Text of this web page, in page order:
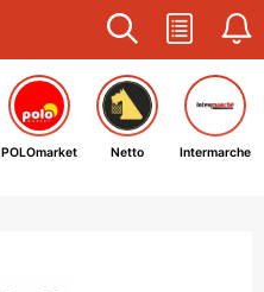
POLOmarket Netto Intermarche